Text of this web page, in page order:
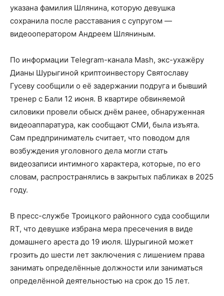
указана фамилия Шлянина, которую девушка
сохранила после расставания с супругом —
видеооператором Андреем Шляниным.
По информации Telegram-канала Mash, экс-ухажёру
Дианы Шурыгиной криптоинвестору Святославу
Гусеву сообщили о её задержании подруга и бывший
тренер с Бали 12 июня. В квартире обвиняемой
силовики провели обыск днём ранее, обнаруженная
видеоаппаратура, как сообщают СМИ, была изъята.
Сам предприниматель считает, что поводом для
возбуждения уголовного дела могли стать
видеозаписи интимного характера, которые, по его
словам, распространялись в закрытых пабликах в 2025
году.
В пресс-службе Троицкого районного суда сообщили
RT, что девушке избрана мера пресечения в виде
домашнего ареста до 19 июля. Шурыгиной может
грозить до шести лет заключения с лишением права
занимать определённые должности или заниматься
определённой деятельностью на срок до 15 лет.